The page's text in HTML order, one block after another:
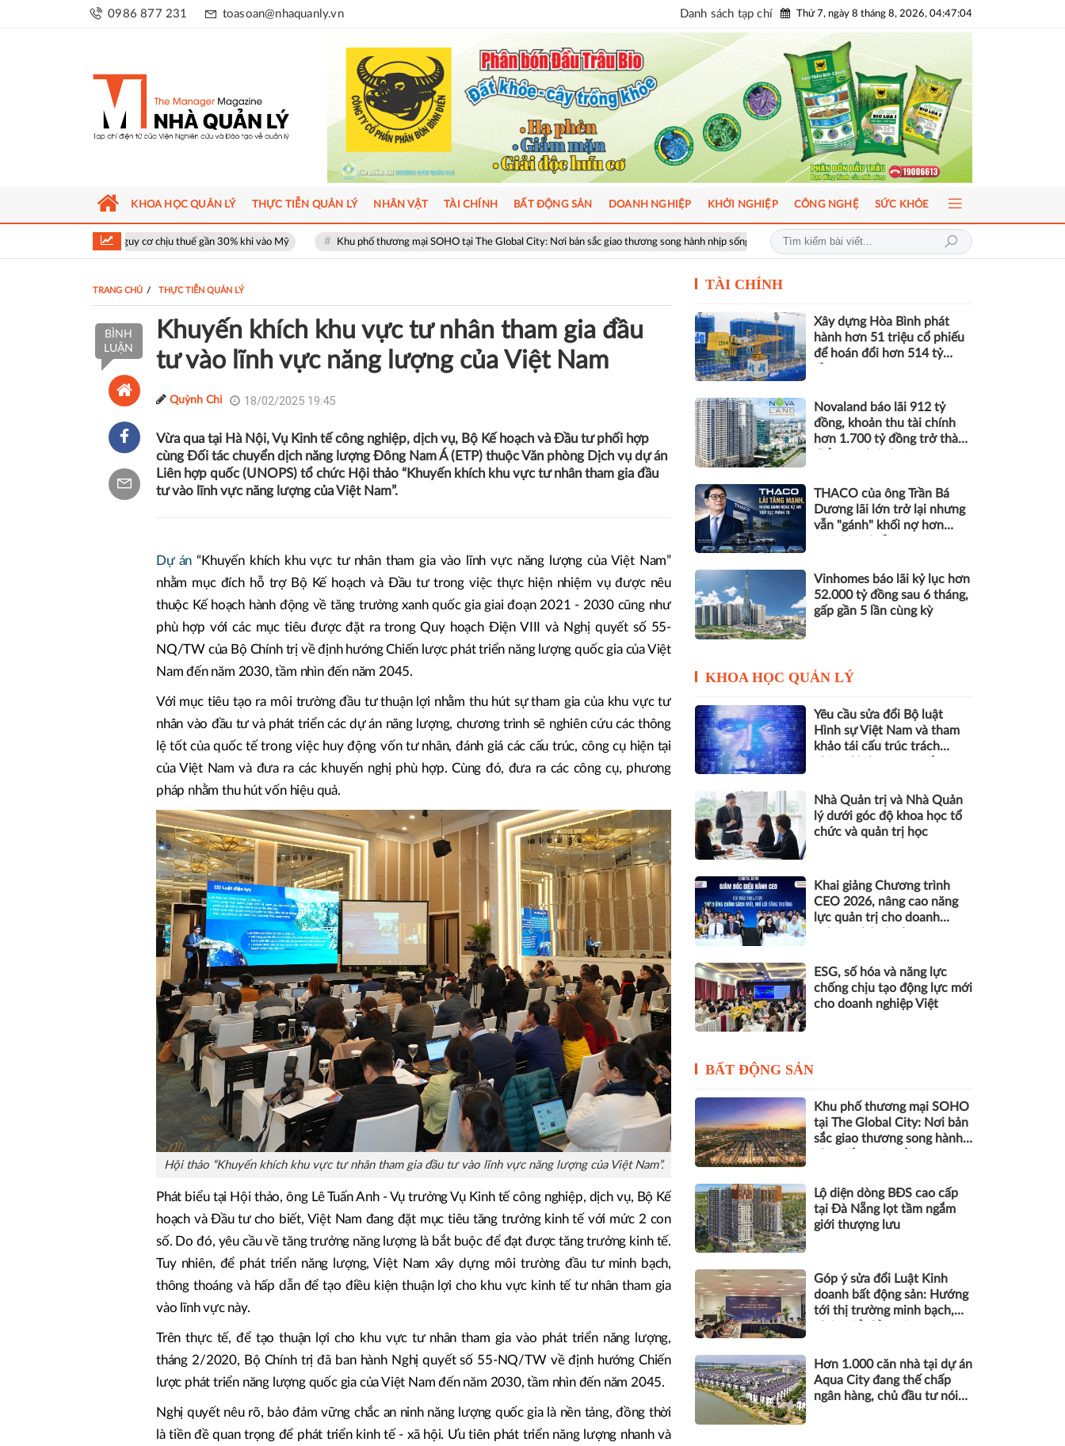
0986 877 231 toasoan@nhaquanly.vn Danh sách tạp chí Thứ 7, ngày 8 tháng 8, 2026, 04:47:05
mặt nguy cơ chịu thuế gần 30% khi vào Mỹ Khu phố thương mại SOHO tại The Global City: Nơi bản sắc giao thương song hành nhịp sống toàn cầu ICFM 2026: Đột phá mới trong phát triển Y học bào thai và Di truyền
KHOA HỌC QUẢN LÝ THỰC TIỄN QUẢN LÝ NHÂN VẬT TÀI CHÍNH BẤT ĐỘNG SẢN DOANH NGHIỆP KHỞI NGHIỆP CÔNG NGHỆ SỨC KHỎE
TRANG CHỦ THỰC TIỄN QUẢN LÝ
BÌNH
LUẬN
Khuyến khích khu vực tư nhân tham gia đầu
tư vào lĩnh vực năng lượng của Việt Nam
Quỳnh Chi 18/02/2025 19:45
Vừa qua tại Hà Nội, Vụ Kinh tế công nghiệp, dịch vụ, Bộ Kế hoạch và Đầu tư phối hợp
cùng Đối tác chuyển dịch năng lượng Đông Nam Á (ETP) thuộc Văn phòng Dịch vụ dự án
Liên hợp quốc (UNOPS) tổ chức Hội thảo “Khuyến khích khu vực tư nhân tham gia đầu
tư vào lĩnh vực năng lượng của Việt Nam”.
Dự án “Khuyến khích khu vực tư nhân tham gia vào lĩnh vực năng lượng của Việt Nam”
nhằm mục đích hỗ trợ Bộ Kế hoạch và Đầu tư trong việc thực hiện nhiệm vụ được nêu
thuộc Kế hoạch hành động về tăng trưởng xanh quốc gia giai đoạn 2021 - 2030 cũng như
phù hợp với các mục tiêu được đặt ra trong Quy hoạch Điện VIII và Nghị quyết số 55-
NQ/TW của Bộ Chính trị về định hướng Chiến lược phát triển năng lượng quốc gia của Việt
Nam đến năm 2030, tầm nhìn đến năm 2045.
Với mục tiêu tạo ra môi trường đầu tư thuận lợi nhằm thu hút sự tham gia của khu vực tư
nhân vào đầu tư và phát triển các dự án năng lượng, chương trình sẽ nghiên cứu các thông
lệ tốt của quốc tế trong việc huy động vốn tư nhân, đánh giá các cấu trúc, công cụ hiện tại
của Việt Nam và đưa ra các khuyến nghị phù hợp. Cùng đó, đưa ra các công cụ, phương
pháp nhằm thu hút vốn hiệu quả.
Hội thảo “Khuyến khích khu vực tư nhân tham gia đầu tư vào lĩnh vực năng lượng của Việt Nam”.
Phát biểu tại Hội thảo, ông Lê Tuấn Anh - Vụ trưởng Vụ Kinh tế công nghiệp, dịch vụ, Bộ Kế
hoạch và Đầu tư cho biết, Việt Nam đang đặt mục tiêu tăng trưởng kinh tế với mức 2 con
số. Do đó, yêu cầu về tăng trưởng năng lượng là bắt buộc để đạt được tăng trưởng kinh tế.
Tuy nhiên, để phát triển năng lượng, Việt Nam xây dựng môi trường đầu tư minh bạch,
thông thoáng và hấp dẫn để tạo điều kiện thuận lợi cho khu vực kinh tế tư nhân tham gia
vào lĩnh vực này.
Trên thực tế, để tạo thuận lợi cho khu vực tư nhân tham gia vào phát triển năng lượng,
tháng 2/2020, Bộ Chính trị đã ban hành Nghị quyết số 55-NQ/TW về định hướng Chiến
lược phát triển năng lượng quốc gia của Việt Nam đến năm 2030, tầm nhìn đến năm 2045.
Nghị quyết nêu rõ, bảo đảm vững chắc an ninh năng lượng quốc gia là nền tảng, đồng thời
là tiền đề quan trọng để phát triển kinh tế - xã hội. Ưu tiên phát triển năng lượng nhanh và
TÀI CHÍNH
Xây dựng Hòa Bình phát
hành hơn 51 triệu cổ phiếu
để hoán đổi hơn 514 tỷ
Novaland báo lãi 912 tỷ
đồng, khoản thu tài chính
hơn 1.700 tỷ đồng trở thành
THACO của ông Trần Bá
Dương lãi lớn trở lại nhưng
vẫn "gánh" khối nợ hơn
Vinhomes báo lãi kỷ lục hơn
52.000 tỷ đồng sau 6 tháng,
gấp gần 5 lần cùng kỳ
KHOA HỌC QUẢN LÝ
Yêu cầu sửa đổi Bộ luật
Hình sự Việt Nam và tham
khảo tái cấu trúc trách
nhân tạo
Nhà Quản trị và Nhà Quản
lý dưới góc độ khoa học tổ
chức và quản trị học
Khai giảng Chương trình
CEO 2026, nâng cao năng
lực quản trị cho doanh
ESG, số hóa và năng lực
chống chịu tạo động lực mới
cho doanh nghiệp Việt
BẤT ĐỘNG SẢN
Khu phố thương mại SOHO
tại The Global City: Nơi bản
sắc giao thương song hành
Lộ diện dòng BĐS cao cấp
tại Đà Nẵng lọt tầm ngắm
giới thượng lưu
Góp ý sửa đổi Luật Kinh
doanh bất động sản: Hướng
tới thị trường minh bạch,
Hơn 1.000 căn nhà tại dự án
Aqua City đang thế chấp
ngân hàng, chủ đầu tư nói